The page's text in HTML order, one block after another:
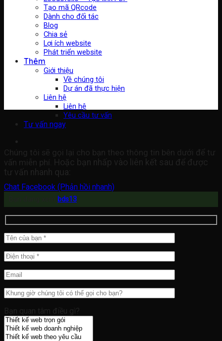
Tạo mã QRcode
Dành cho đối tác
Blog
Chia sẻ
Lợi ích website
Phát triển website
Thêm
Giới thiệu
Về chúng tôi
Dự án đã thực hiện
Liên hệ
Liên hệ
Yêu cầu tư vấn
Tư vấn ngay
Chúng tôi sẽ gọi lại cho bạn theo thông tin bên dưới để tư
vấn miễn phí. Hoặc bạn nhấp vào liên kết sau để được
tư vấn nhanh qua:
Chat Facebook (Phản hồi nhanh)
bds13
Bạn quan tâm điều gì?